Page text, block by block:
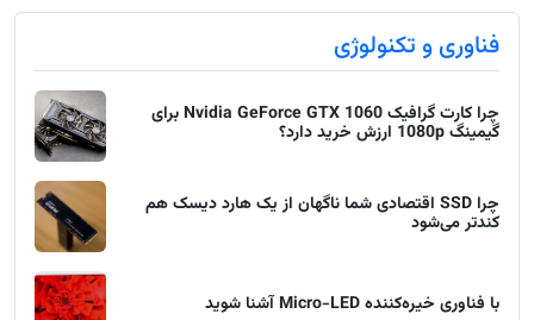
فناوری و تکنولوژی
چرا کارت گرافیک Nvidia GeForce GTX 1060 برای
گیمینگ 1080p ارزش خرید دارد؟
چرا SSD اقتصادی شما ناگهان از یک هارد دیسک هم
کندتر می‌شود
با فناوری خیره‌کننده Micro-LED آشنا شوید